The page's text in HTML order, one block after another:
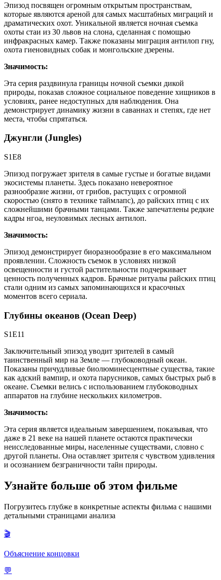
Эпизод посвящен огромным открытым пространствам,
которые являются ареной для самых масштабных миграций и
драматических охот. Уникальной является ночная съемка
охоты стаи из 30 львов на слона, сделанная с помощью
инфракрасных камер. Также показаны миграция антилоп гну,
охота гиеновидных собак и монгольские дзерены.
Значимость:
Эта серия раздвинула границы ночной съемки дикой
природы, показав сложное социальное поведение хищников в
условиях, ранее недоступных для наблюдения. Она
демонстрирует динамику жизни в саваннах и степях, где нет
места, чтобы спрятаться.
Джунгли (Jungles)
S1E8
Эпизод погружает зрителя в самые густые и богатые видами
экосистемы планеты. Здесь показано невероятное
разнообразие жизни, от грибов, растущих с огромной
скоростью (снято в технике таймлапс), до райских птиц с их
сложнейшими брачными танцами. Также запечатлены редкие
кадры нгоа, неуловимых лесных антилоп.
Значимость:
Эпизод демонстрирует биоразнообразие в его максимальном
проявлении. Сложность съемок в условиях низкой
освещенности и густой растительности подчеркивает
ценность полученных кадров. Брачные ритуалы райских птиц
стали одним из самых запоминающихся и красочных
моментов всего сериала.
Глубины океанов (Ocean Deep)
S1E11
Заключительный эпизод уводит зрителей в самый
таинственный мир на Земле — глубоководный океан.
Показаны причудливые биолюминесцентные существа, такие
как адский вампир, и охота парусников, самых быстрых рыб в
океане. Съемки велись с использованием глубоководных
аппаратов на глубине нескольких километров.
Значимость:
Эта серия является идеальным завершением, показывая, что
даже в 21 веке на нашей планете остаются практически
неисследованные миры, населенные существами, словно с
другой планеты. Она оставляет зрителя с чувством удивления
и осознанием безграничности тайн природы.
Узнайте больше об этом фильме
Погрузитесь глубже в конкретные аспекты фильма с нашими
детальными страницами анализа
🎬
Объяснение концовки
💬